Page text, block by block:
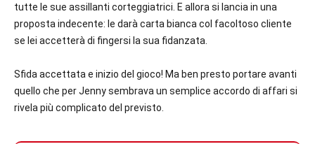
tutte le sue assillanti corteggiatrici. E allora si lancia in una
proposta indecente: le darà carta bianca col facoltoso cliente
se lei accetterà di fingersi la sua fidanzata.
Sfida accettata e inizio del gioco! Ma ben presto portare avanti
quello che per Jenny sembrava un semplice accordo di affari si
rivela più complicato del previsto.